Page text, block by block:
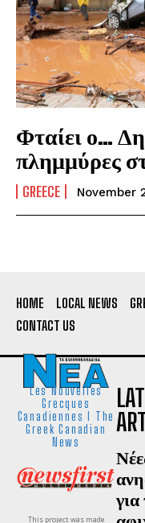
Φταίει ο…
πλημμύρες
GREECE November
HOME LOCAL NEWS
CONTACT US
Les Nouvelles
Grecques
Canadiennes I The
Greek Canadian
News
This project was made
για